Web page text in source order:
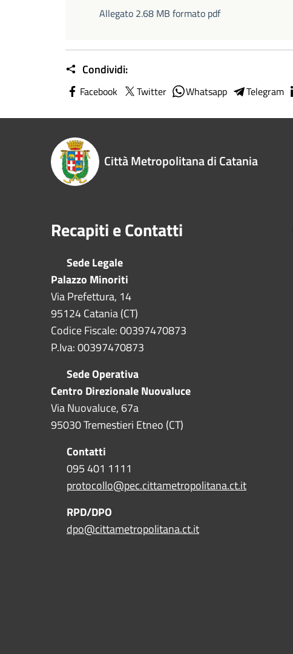
Allegato 2.68 MB formato pdf
Condividi:
Facebook Twitter Whatsapp Telegram
Città Metropolitana di Catania
Recapiti e Contatti
Sede Legale
Palazzo Minoriti
Via Prefettura, 14
95124 Catania (CT)
Codice Fiscale: 00397470873
P.Iva: 00397470873
Sede Operativa
Centro Direzionale Nuovaluce
Via Nuovaluce, 67a
95030 Tremestieri Etneo (CT)
Contatti
095 401 1111
protocollo@pec.cittametropolitana.ct.it
RPD/DPO
dpo@cittametropolitana.ct.it